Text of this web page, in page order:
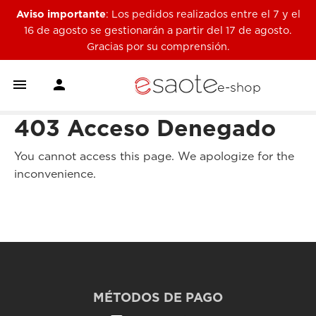
Aviso importante: Los pedidos realizados entre el 7 y el
16 de agosto se gestionarán a partir del 17 de agosto.
Gracias por su comprensión.
  e-shop
403 Acceso Denegado
You cannot access this page. We apologize for the
inconvenience.
MÉTODOS DE PAGO